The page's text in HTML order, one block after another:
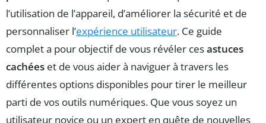
l’utilisation de l’appareil, d’améliorer la sécurité et de
personnaliser l’expérience utilisateur. Ce guide
complet a pour objectif de vous révéler cesastuces
cachées et de vous aider à naviguer à travers les
différentes options disponibles pour tirer le meilleur
parti de vos outils numériques. Que vous soyez un
utilisateur novice ou un expert en quête de nouvelles